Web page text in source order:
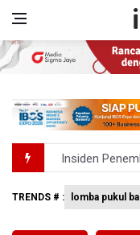
Insiden
Kebakaran
TRENDS # : lomba pukul